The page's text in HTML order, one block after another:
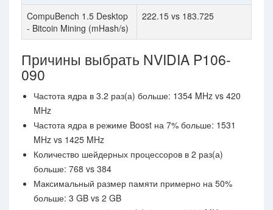
CompuBench 1.5 Desktop
- Bitcoin Mining (mHash/s)
222.15 vs 183.725
Причины выбрать NVIDIA P106-
090
Частота ядра в 3.2 раз(а) больше: 1354 MHz vs 420
MHz
Частота ядра в режиме Boost на 7% больше: 1531
MHz vs 1425 MHz
Количество шейдерных процессоров в 2 раз(а)
больше: 768 vs 384
Максимальный размер памяти примерно на 50%
больше: 3 GB vs 2 GB